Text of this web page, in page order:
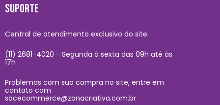
SUPORTE
Central de atendimento exclusivo do site:
(11) 2681-4020 - Segunda à sexta das 09h até às
17h
Problemas com sua compra no site, entre em
contato com
sacecommerce@zonacriativa.com.br